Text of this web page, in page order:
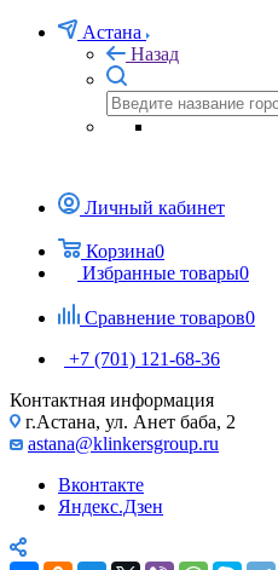
Астана
Назад
Личный кабинет
Корзина0
Избранные товары0
Сравнение товаров0
+7 (701) 121-68-36
Контактная информация
г.Астана, ул. Анет баба, 2
astana@klinkersgroup.ru
Вконтакте
Яндекс.Дзен